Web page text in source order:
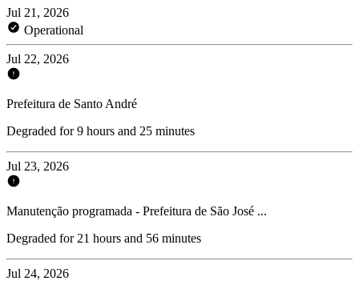
Jul 21, 2026
Operational
Jul 22, 2026
Prefeitura de Santo André
Degraded for 9 hours and 25 minutes
Jul 23, 2026
Manutenção programada - Prefeitura de São José ...
Degraded for 21 hours and 56 minutes
Jul 24, 2026